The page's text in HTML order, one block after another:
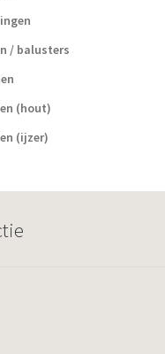
/ balusters
(hout)
(ijzer)